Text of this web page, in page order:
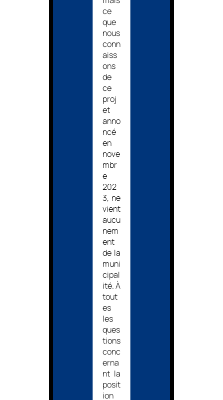
ce
que
nous
conn
aiss
ons
de
ce
proj
et
anno
ncé
en
nove
mbr
e
202
3, ne
vient
aucu
nem
ent
de la
muni
cipal
ité. À
tout
es
les
ques
tions
conc
erna
nt la
posit
ion